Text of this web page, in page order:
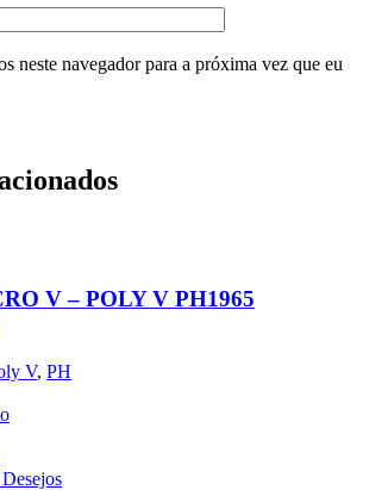
neste navegador para a próxima vez que eu
V – POLY V PH1965
V, PH